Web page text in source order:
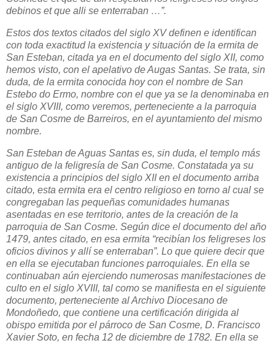
debinos et que alli se enterraban …”.
Estos dos textos citados del siglo XV definen e identifican
con toda exactitud la existencia y situación de la ermita de
San Esteban, citada ya en el documento del siglo XII, como
hemos visto, con el apelativo de Augas Santas. Se trata, sin
duda, de la ermita conocida hoy con el nombre de San
Estebo do Ermo, nombre con el que ya se la denominaba en
el siglo XVIII, como veremos, perteneciente a la parroquia
de San Cosme de Barreiros, en el ayuntamiento del mismo
nombre.
San Esteban de Aguas Santas es, sin duda, el templo más
antiguo de la feligresía de San Cosme. Constatada ya su
existencia a principios del siglo XII en el documento arriba
citado, esta ermita era el centro religioso en torno al cual se
congregaban las pequeñas comunidades humanas
asentadas en ese territorio, antes de la creación de la
parroquia de San Cosme. Según dice el documento del año
1479, antes citado, en esa ermita “recibían los feligreses los
oficios divinos y allí se enterraban”. Lo que quiere decir que
en ella se ejecutaban funciones parroquiales. En ella se
continuaban aún ejerciendo numerosas manifestaciones de
culto en el siglo XVIII, tal como se manifiesta en el siguiente
documento, perteneciente al Archivo Diocesano de
Mondoñedo, que contiene una certificación dirigida al
obispo emitida por el párroco de San Cosme, D. Francisco
Xavier Soto, en fecha 12 de diciembre de 1782. En ella se